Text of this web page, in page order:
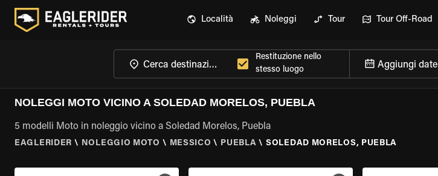
Località Noleggi Tour Tour Off-Road
Restituzione nello
stesso luogo
Aggiungi date
NOLEGGI MOTO VICINO A SOLEDAD MORELOS, PUEBLA
5 modelli Moto in noleggio vicino a Soledad Morelos, Puebla
EAGLERIDER \ NOLEGGIO MOTO \ MESSICO \ PUEBLA \ SOLEDAD MORELOS, PUEBLA